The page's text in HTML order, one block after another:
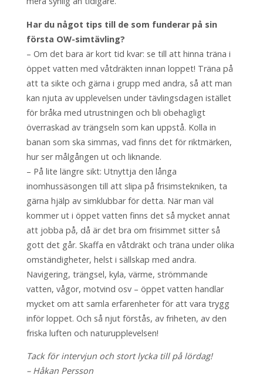
Har du något tips till de som funderar på sin
första OW-simtävling?
– Om det bara är kort tid kvar: se till att hinna träna i
öppet vatten med våtdräkten innan loppet! Träna på
att ta sikte och gärna i grupp med andra, så att man
kan njuta av upplevelsen under tävlingsdagen istället
för bråka med utrustningen och bli obehagligt
överraskad av trängseln som kan uppstå. Kolla in
banan som ska simmas, vad finns det för riktmärken,
hur ser målgången ut och liknande.
– På lite längre sikt: Utnyttja den långa
inomhussäsongen till att slipa på frisimstekniken, ta
gärna hjälp av simklubbar för detta. När man väl
kommer ut i öppet vatten finns det så mycket annat
att jobba på, då är det bra om frisimmet sitter så
gott det går. Skaffa en våtdräkt och träna under olika
omständigheter, helst i sällskap med andra.
Navigering, trängsel, kyla, värme, strömmande
vatten, vågor, motvind osv – öppet vatten handlar
mycket om att samla erfarenheter för att vara trygg
inför loppet. Och så njut förstås, av friheten, av den
friska luften och naturupplevelsen!
Tack för intervjun och stort lycka till på lördag!
– Håkan Persson